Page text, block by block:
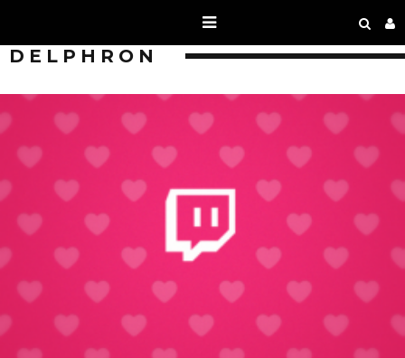
DELPHRON